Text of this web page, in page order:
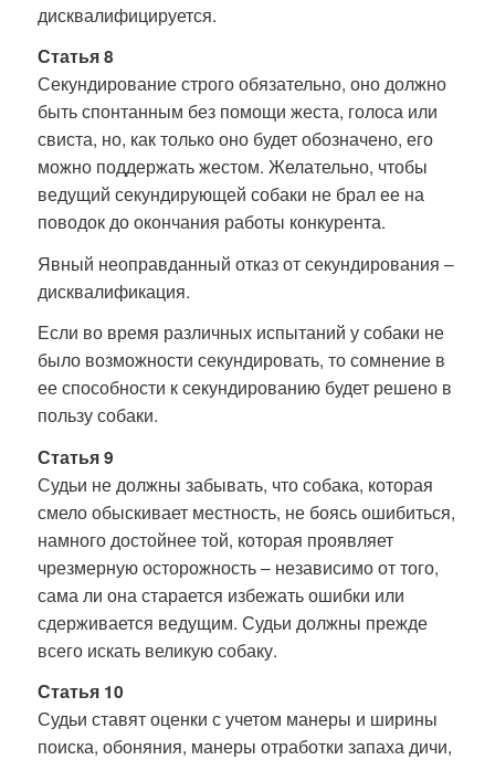
дисквалифицируется.
Статья 8
Секундирование строго обязательно, оно должно
быть спонтанным без помощи жеста, голоса или
свиста, но, как только оно будет обозначено, его
можно поддержать жестом. Желательно, чтобы
ведущий секундирующей собаки не брал ее на
поводок до окончания работы конкурента.
Явный неоправданный отказ от секундирования –
дисквалификация.
Если во время различных испытаний у собаки не
было возможности секундировать, то сомнение в
ее способности к секундированию будет решено в
пользу собаки.
Статья 9
Судьи не должны забывать, что собака, которая
смело обыскивает местность, не боясь ошибиться,
намного достойнее той, которая проявляет
чрезмерную осторожность – независимо от того,
сама ли она старается избежать ошибки или
сдерживается ведущим. Судьи должны прежде
всего искать великую собаку.
Статья 10
Судьи ставят оценки с учетом манеры и ширины
поиска, обоняния, манеры отработки запаха дичи,